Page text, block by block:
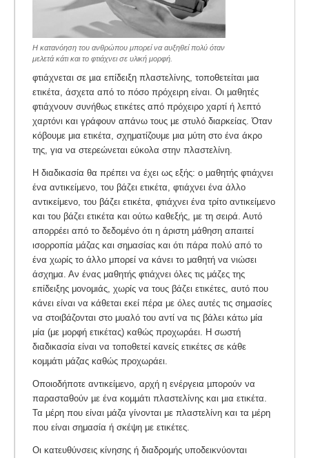
Η κατανόηση του ανθρώπου μπορεί να αυξηθεί πολύ όταν
μελετά κάτι και το φτιάχνει σε υλική μορφή.
φτιάχνεται σε µια επίδειξη πλαστελίνης, τοποθετείται µια
ετικέτα, άσχετα από το πόσο πρόχειρη είναι. Οι µαθητές
φτιάχνουν συνήθως ετικέτες από πρόχειρο χαρτί ή λεπτό
χαρτόνι και γράφουν απάνω τους µε στυλό διαρκείας. Όταν
κόβουμε μια ετικέτα, σχηματίζουμε μια μύτη στο ένα άκρο
της, για να στερεώνεται εύκολα στην πλαστελίνη.
Η διαδικασία θα πρέπει να έχει ως εξής: ο µαθητής φτιάχνει
ένα αντικείμενο, του βάζει ετικέτα, φτιάχνει ένα άλλο
αντικείμενο, του βάζει ετικέτα, φτιάχνει ένα τρίτο αντικείµενο
και του βάζει ετικέτα και ούτω καθεξής, µε τη σειρά. Αυτό
απορρέει από το δεδομένο ότι η άριστη μάθηση απαιτεί
ισορροπία μάζας και σημασίας και ότι πάρα πολύ από το
ένα χωρίς το άλλο μπορεί να κάνει το μαθητή να νιώσει
άσχημα. Αν ένας μαθητής φτιάχνει όλες τις μάζες της
επίδειξης μονομιάς, χωρίς να τους βάζει ετικέτες, αυτό που
κάνει είναι να κάθεται εκεί πέρα με όλες αυτές τις σημασίες
να στοιβάζονται στο μυαλό του αντί να τις βάλει κάτω μία
μία (με μορφή ετικέτας) καθώς προχωράει. Η σωστή
διαδικασία είναι να τοποθετεί κανείς ετικέτες σε κάθε
κομμάτι μάζας καθώς προχωράει.
Οποιοδήποτε αντικείµενο, αρχή η ενέργεια µπορούν να
παρασταθούν µε ένα κοµµάτι πλαστελίνης και µια ετικέτα.
Τα μέρη που είναι μάζα γίνονται με πλαστελίνη και τα μέρη
που είναι σημασία ή σκέψη με ετικέτες.
Οι κατευθύνσεις κίνησης ή διαδροµής υποδεικνύονται